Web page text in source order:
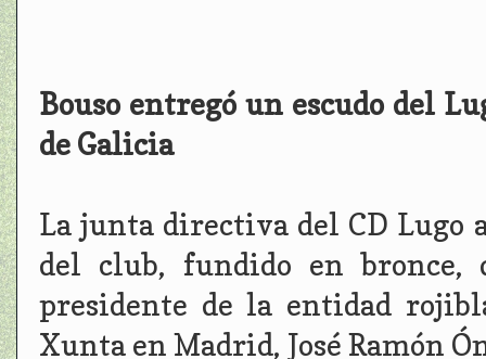
Bouso entregó un escudo del
de Galicia
La junta directiva del CD Lugo
del club, fundido en
presidente de la entidad
Xunta en Madrid, José Ramón